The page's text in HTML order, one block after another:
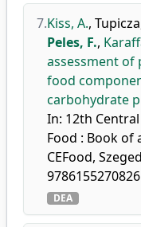
7.Kiss, A.,
Peles, F.,
assessment of
food
carbohydrate
In: 12th
Food : Book of
CEFood,
9786155270826
DEA